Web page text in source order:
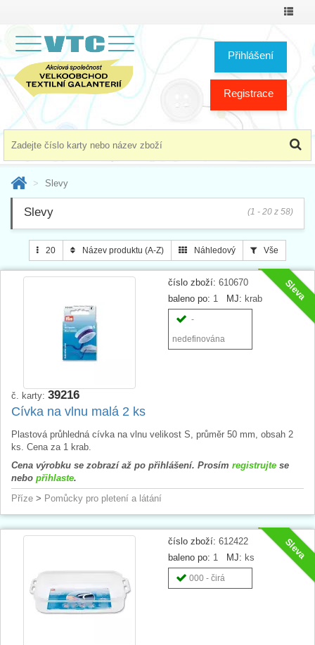
Přihlášení
Registrace
Slevy
Slevy (1 - 20 z 58)
20 Název produktu (A-Z) Náhledový Vše
Sleva
číslo zboží: 610670
baleno po: 1 MJ: krab
-
nedefinována
č. karty: 39216
Cívka na vlnu malá 2 ks
Plastová průhledná cívka na vlnu velikost S, průměr 50 mm, obsah 2
ks. Cena za 1 krab.
Cena výrobku se zobrazí až po přihlášení. Prosím registrujte se
nebo přihlaste.
Příze > Pomůcky pro pletení a látání
Sleva
číslo zboží: 612422
baleno po: 1 MJ: ks
000 - čirá